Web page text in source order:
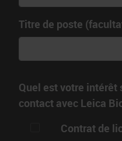
Titre de poste
Quel est votre intérêt
contact avec Leica
Contrat de